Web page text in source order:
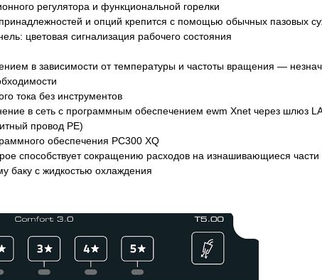
регулятора и функциональной горелки
и опций крепится с помощью обычных пазовых
цветовая сигнализация рабочего состояния
в зависимости от температуры и частоты вращения —
тока без инструментов
в сеть с программным обеспечением ewm Xnet через шлюз
провод PE)
обеспечения PC300 XQ
способствует сокращению расходов на изнашивающиеся
баку с жидкостью охлаждения